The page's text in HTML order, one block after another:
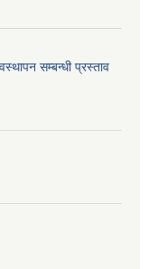
सम्बन्धी प्रस्ताव